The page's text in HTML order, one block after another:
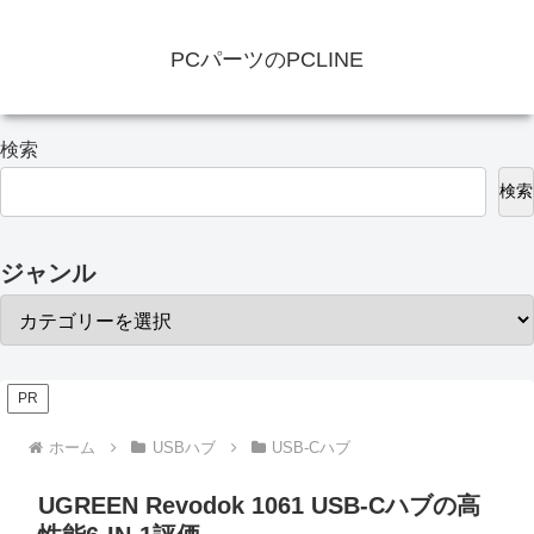
PCパーツのPCLINE
検索
検索
ジャンル
PR
ホーム USBハブ USB-Cハブ
UGREEN Revodok 1061 USB-Cハブの高